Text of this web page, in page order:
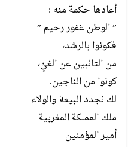
أعادها حكمة منه :
” الوطن غفور رحيم ”
فكونوا بالرشد،
من التائبين عن الغيِّ،
كونوا من الناجين.
لك نجدد البيعة والولاء
ملك المملكة المغربية
أمير المؤمنين